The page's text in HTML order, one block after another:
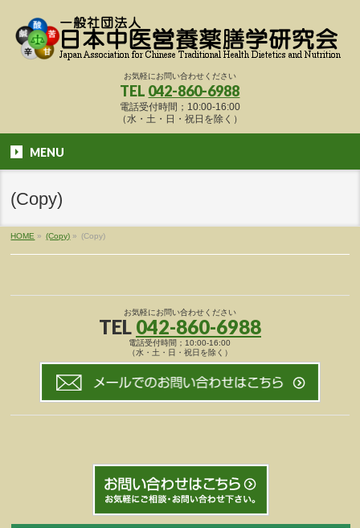
お気軽にお問い合わせください
TEL 042-860-6988
電話受付時間；10:00-16:00
（水・土・日・祝日を除く）
MENU
(Copy)
HOME » (Copy) » (Copy)
お気軽にお問い合わせください
TEL 042-860-6988
電話受付時間；10:00-16:00
（水・土・日・祝日を除く）